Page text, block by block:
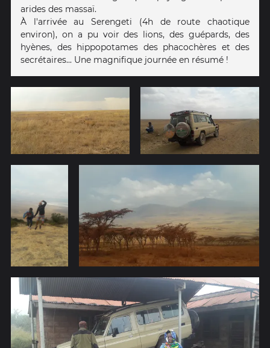
arides des massaï.
À l'arrivée au Serengeti (4h de route chaotique
environ), on a pu voir des lions, des guépards, des
hyènes, des hippopotames des phacochères et des
secrétaires... Une magnifique journée en résumé !